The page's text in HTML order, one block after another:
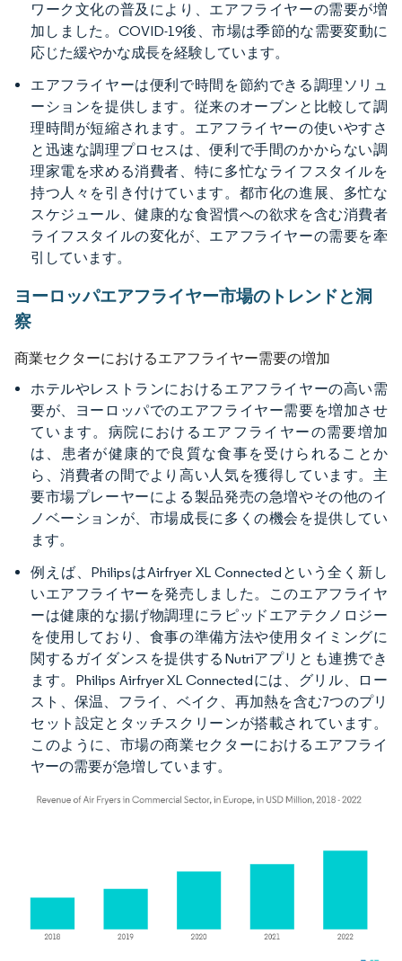
ワーク文化の普及により、エアフライヤーの需要が増
加しました。COVID-19後、市場は季節的な需要変動に
応じた緩やかな成長を経験しています。
エアフライヤーは便利で時間を節約できる調理ソリュ
ーションを提供します。従来のオーブンと比較して調
理時間が短縮されます。エアフライヤーの使いやすさ
と迅速な調理プロセスは、便利で手間のかからない調
理家電を求める消費者、特に多忙なライフスタイルを
持つ人々を引き付けています。都市化の進展、多忙な
スケジュール、健康的な食習慣への欲求を含む消費者
ライフスタイルの変化が、エアフライヤーの需要を牽
引しています。
ヨーロッパエアフライヤー市場のトレンドと洞
察
商業セクターにおけるエアフライヤー需要の増加
ホテルやレストランにおけるエアフライヤーの高い需
要が、ヨーロッパでのエアフライヤー需要を増加させ
ています。病院におけるエアフライヤーの需要増加
は、患者が健康的で良質な食事を受けられることか
ら、消費者の間でより高い人気を獲得しています。主
要市場プレーヤーによる製品発売の急増やその他のイ
ノベーションが、市場成長に多くの機会を提供してい
ます。
例えば、PhilipsはAirfryer XL Connectedという全く新し
いエアフライヤーを発売しました。このエアフライヤ
ーは健康的な揚げ物調理にラピッドエアテクノロジー
を使用しており、食事の準備方法や使用タイミングに
関するガイダンスを提供するNutriアプリとも連携でき
ます。Philips Airfryer XL Connectedには、グリル、ロー
スト、保温、フライ、ベイク、再加熱を含む7つのプリ
セット設定とタッチスクリーンが搭載されています。
このように、市場の商業セクターにおけるエアフライ
ヤーの需要が急増しています。